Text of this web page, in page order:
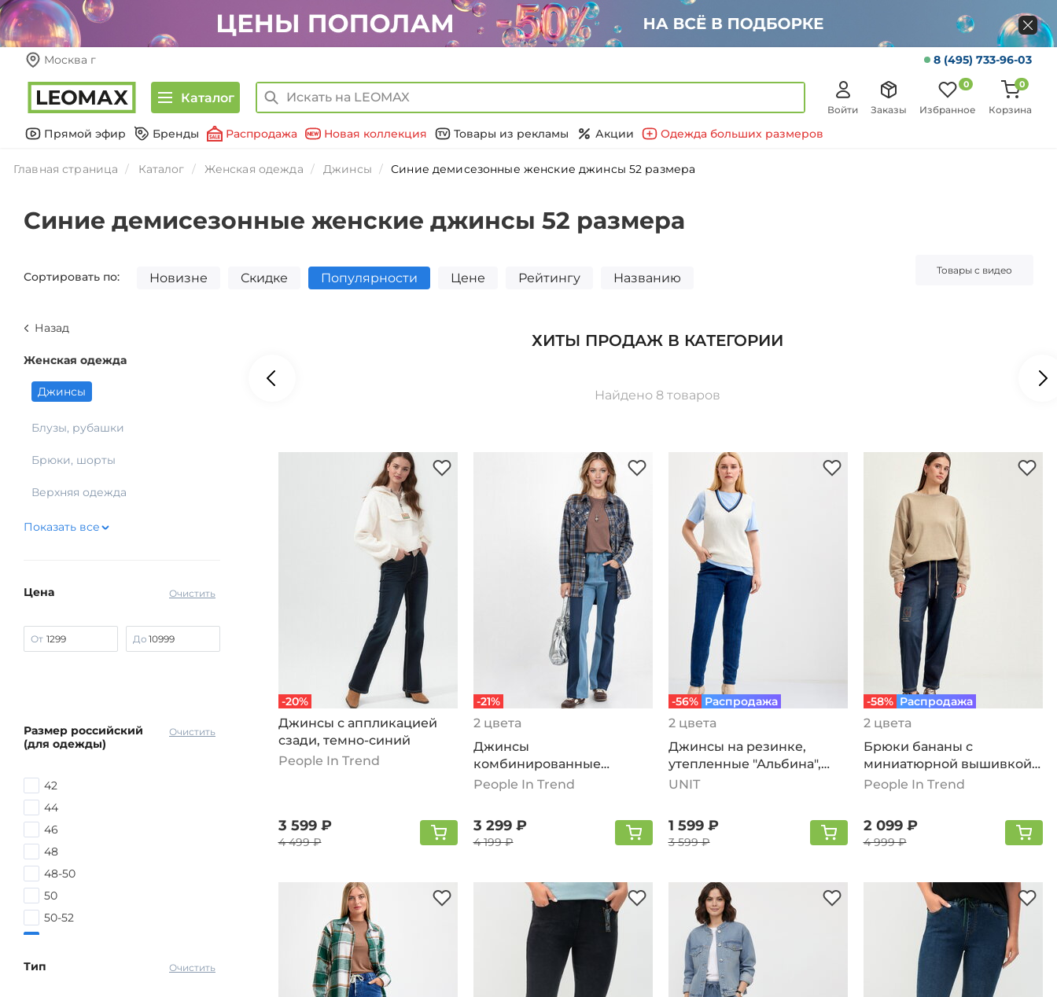
Москва г 8 (495) 733-96-03
Каталог
Войти Заказы Избранное
0
Корзина
0
Прямой эфир Бренды Распродажа Новая коллекция Товары из рекламы Акции Одежда больших размеров
Главная страница Каталог Женская одежда Джинсы Синие демисезонные женские джинсы 52 размера
Синие демисезонные женские джинсы 52 размера
Сортировать по: Новизне Скидке Популярности Цене Рейтингу Названию
Товары с видео
Назад
Женская одежда
Джинсы
Блузы, рубашки
Брюки, шорты
Верхняя одежда
Показать все
Очистить
Цена
От До
Очистить
Размер российский
(для одежды)
42
44
46
48
48-50
50
50-52
52-54
Очистить
Тип
ХИТЫ ПРОДАЖ В КАТЕГОРИИ
Найдено 8 товаров
-20%
Джинсы с аппликацией
сзади, темно-синий
People In Trend
3 599 ₽
4 499 ₽
-21%
2 цвета
Джинсы
комбинированные
двухцветные, синий
People In Trend
3 299 ₽
4 199 ₽
-56% Распродажа
2 цвета
Джинсы на резинке,
утепленные "Альбина",
синий
UNIT
1 599 ₽
3 599 ₽
-58% Распродажа
2 цвета
Брюки бананы с
миниатюрной вышивкой,
синий
People In Trend
2 099 ₽
4 999 ₽